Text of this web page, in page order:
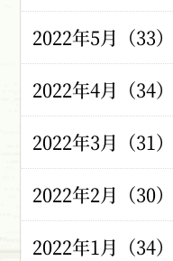
2022年5月（33）
2022年4月（34）
2022年3月（31）
2022年2月（30）
2022年1月（34）